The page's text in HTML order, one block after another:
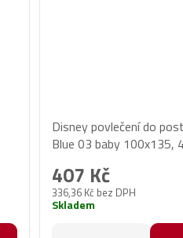
Disney povlečení do
Blue 03 baby 100x135,
336,36 Kč bez DPH
407 Kč
Skladem